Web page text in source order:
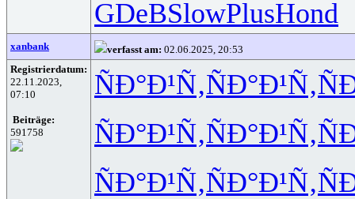
GDeBSlowPlusHond
xanbank verfasst am: 02.06.2025, 20:53
Registrierdatum:
22.11.2023,
07:10
Beiträge:
591758
ÑÐ°Ð¹Ñ‚ÑÐ°Ð¹Ñ‚
ÑÐ°Ð¹Ñ‚ÑÐ°Ð¹Ñ‚
ÑÐ°Ð¹Ñ‚ÑÐ°Ð¹Ñ‚